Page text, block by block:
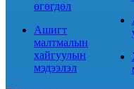
өгөгдөл
Ашигт
малтмалын
хайгуулын
мэдээлэл